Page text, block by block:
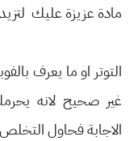
ﻣﺎﺩﺓ ﻋﺰﻳﺰﺓ ﻋﻠﻴﻚ
التوتر او ما يعرف
غير صحيح لانه
الاجابة فحاول